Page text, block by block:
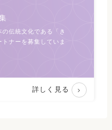
伝統文化である
「き
ナーを募集していま
詳しく見る